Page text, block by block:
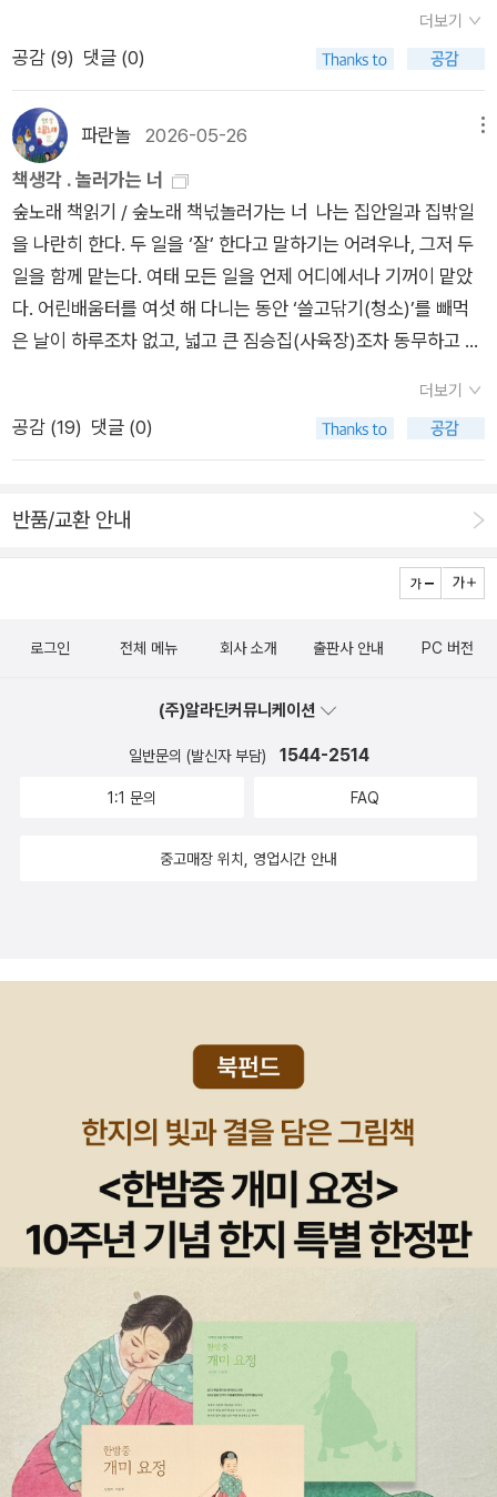
일군 보금숲에서 거둔 빛살을 온나라 모든 이웃님하고 나누고 싶
은 열매이기에 종이묶음인 책으로 내놓습니다. 이 열매는 단맛도
맛과 바다맛과 하늘맛과 별맛을 손맛으로 그러모은 길입니다. 손
으로 빚고 일구고 가꾼 열매이기에, 이 열매인 노래책을 손에 쥘
이웃님도 손끝으로 천천히 따라쓰기(옮겨쓰기)를 해보시기를 바
라지요. 함께쓰면서 함께짓습니다. 함께읽으며 함께갑니다. 모든
노래는 온누리 뭇사람 손길을 타면서 파랗게 일렁일렁 싱그럽게
부는 바람이 됩니다.ㅍㄹㄴ* 새로운 우리말꽃(국어사전) 짓는 일
에 길동무 하기http://blog.naver.com/hbooklove/2852515
8* ‘말꽃 짓는 책숲, 숲노래’ 지기(최종규)가 쓴 책을 즐거이 장만
해 주셔도 새로운 우리말꽃(국어사전)을 짓는 길을 아름답게 도
울 수 있습니다
대던 시절』란 제목에서 그리움과 애틋함이 느껴진다. 땡스투는
시인의 글씨가 순수하다고 하신 분에게. 박상수의 『생활력』은 시
가 있는 줄 몰랐는데 좋다. 잘 샀다 싶다. 내가 모르는 작약은 많
고 내가 모르는 작약을 담은 시도 많으니까. 먹을 수 없는 작약,
그 오월의 품격꺾을 수 없는 작약, 그 동그런 향기약이 될 수 없는
작약, 홀로 아름다움약도 듣지 않는 미래, 그래도 아름다움 (「작
약」, 일부)​​하재연의 시는 어려운 시가 많다. 상상이 되지 않는 낯
선 세계. 그런데도 이상하게 하재연의 시집은 계속 사게 된다. 계
속 읽게 된다. 잘 모르면서 말이다. 이번 시집에 이런 시가 있다.
반구의 너머로부터 네가 도착한다이십 년이 지난 후에야​이렇게
는장르 드라마처럼​과거에서 미래로 열린창문틀이 육체처럼 삐걱
거리고 있다나의 시간들이 새어 나간다​기화하는 탄소에게 사로
서나의 마음을 아프게 한다​눈은 이제 폭설이 되어가며결말을 준
비하고​마지막 장을 덮고서야여름의 파도 소리는 시작된다​지구의
건너편 반구에서부터기억처럼 도래하는 방식으로 (「여름 판타
계속 좋아하기로 한다. 현재의 상태는 좋음이니까. 나중에는 별로
장만해서 이고 진다. 길손집에 책짐을 내려놓고서 숭실대 앞 〈라
이브러리 두란노〉에 간다. ‘말·말씨·말씀’과 ‘두다·놓다’와 ‘잔소리·
큰소리’를 놓고서 이야기꽃을 편다. 서울도 밤에는 가볍게 비를
뿌린다. 《새로 시작했어》를 돌아본다. 이제 신현림 님은 아줌마
나이를 넘어 할머니 나이에 깃드는데, 새롭게 배우면서 나아가려
고 한다는 마음이 다부지구나 싶다. 지난해에도 노래책을 새로 내
셨네. 언제나 노래하시기를 빈다. 예순부터 새길을 나서도 즐겁
고, 일흔이며 여든부터 새길을 걸어도 신나게 마련이다. 아흔이나
온부터 새길로 날아올라도 된다. 배우려고 하는 사람은 ‘늙’거나
‘낡’지 않는다. 안 배우려고 하는 사람은 틀에 박혀서 딱딱하게 굳
으니 그만 늙거나 낡는다. 나이가 젊은 사람이 쓰는 글이어야 ‘젊
은글’이 아니다. 어제도 오늘도 모레도 한결같이 새롭게 배우면서
스스로 벼릴 줄 알 때라야, 별빛을 맞아들이면서 스스로 눈뜰 수
소꿉노래》, 《풀꽃나무 들숲노래 동시 따라쓰기》, 《새로 쓰는 말
음 따라 걷다가 작은책집을 보았습니다》, 《우리말꽃》, 《쉬운 말
서 살림 짓는 즐거움》, 《이오덕 마음 읽기》를 썼다. blog.naver.
차려’ 논란에 민주 “사과”https://n.news.naver.com/article/
021/0002793316혼자만 'X' 든 조국…신장식 '예결위·필리버스
m/article/082/0001382252일본 도쿄 ‘논 부활’ 나선다, 민관·
095915사장님이 직원 안 뽑는다면…근로기준법 확대에 숨은 꿈
0001382541?sid=104‘지상전’ 집중하던 하정우… 한동훈 추격
하자 ‘공중전’ 강화https://n.news.naver.com/mnews/rankin
g/article/082/0001382520?ntype=RANKING'악수하려고
n.news.naver.com/mnews/ranking/article/008/0005363
086?ntype=RANKING&sid=001
더보기
공감 (9) 댓글 (0)
파란놀 2026-05-26
책생각 . 놀러가는 너
숲노래 책읽기 / 숲노래 책넋놀러가는 너 나는 집안일과 집밖일
을 나란히 한다. 두 일을 ‘잘’ 한다고 말하기는 어려우나, 그저 두
일을 함께 맡는다. 여태 모든 일을 언제 어디에서나 기꺼이 맡았
다. 어린배움터를 여섯 해 다니는 동안 ‘쓸고닦기(청소)’를 빼먹
은 날이 하루조차 없고, 넓고 큰 짐승집(사육장)조차 동무하고 둘
나 나눠들고, 어머니가 저잣마실을 가면 꼬박꼬박 짐꾼으로 따라
나섰다. 싸움터(군대)에서 터무니없는 심부름을 시켜도 그저 맡
았다. 싸움터에서는 윗내기(상관)가 시키면 “네! 알아서 죽겠습
에서 아찔아찔 미끄러지지 않으면서 혼자 굴려서 나르고, 멧길걷
기(천리행군)를 하다가 쓰러진 뒷내기나 누가 있으면, 쓰러진 사
람이 남긴 짐까지 어깨에 걸쳐서 끝까지 날랐다. 큰아이가 태어
을 즐겁게 맡았다. 천기저귀를 대면서 날마다 빨래바람이요, 모든
놀이노래를 들려주었다. 밥을 짓고 비질과 걸레질을 하고, 씻기고
먹이고 입히고 재우는 하루를 오롯이 살면서 틈을 내어 ‘낱말책짓
기(사전편찬)’를 했다. 일손이 바쁠 적에는 아이들을 무릎에 앉혀
워서 고흥 모든 곳을 다녔다. 멧자락도 오르고 바닷가를 달리고
어머니를 낳은 어머니도 이와 같이 일했을 테지. 사내(아버지) 가
언제나 아이곁에서 지내는 하루란, 아이한테서 배우고 아이한테
사랑을 속삭이는 길을 익히는 꿈빛이라고 느꼈다. 아이들이 무럭
아이들이 스스로 씻고 나면 늘 목이나 팔뚝이나 등이나 곳곳에 땟
자국이 고스란하다. 잘 비비고 문지르고 벗겨 주고 싶지만 꾹 참
았다. 스스로 머리를 감는다고 용쓰지만 부스스하거나 먼지를 떨
구지 못 한 모습을 보고도 말없이 지나갔다. 언젠가, 언젠가, 언젠
요일)이 몹시 붐빈다. 시골에서 서울로 가는 길도, 서울일을 마치
고서 시골집으로 돌아갈 적에도, 쇠날 + 흙날은 그야말로 온나라
길바닥이 미친듯이 붐빈다. 살림하고 일하는 사람은 날짜(요일)
를 안 따진다. 다녀야 하니 다닐 뿐이고, 일해야 하니 일할 뿐이
다. 어쩌다가 쇠날하고 흙날이 겹치거나 끼면, 길손채를 잡느라
애먹고, 탈거리(버스·전철) 어디서나 빼곡빼곡 바다를 이룬다.
더보기
공감 (19) 댓글 (0)
반품/교환 안내
로그인 전체 메뉴 회사 소개 출판사 안내 PC 버전
(주)알라딘커뮤니케이션
일반문의 (발신자 부담) 1544-2514
1:1 문의 FAQ
중고매장 위치, 영업시간 안내